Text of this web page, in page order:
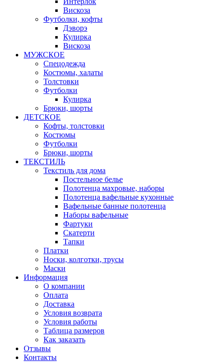
Вискоза
Футболки, кофты
Дэворэ
Кулирка
Вискоза
МУЖСКОЕ
Спецодежда
Костюмы, халаты
Толстовки
Футболки
Кулирка
Брюки, шорты
ДЕТСКОЕ
Кофты, толстовки
Костюмы
Футболки
Брюки, шорты
ТЕКСТИЛЬ
Текстиль для дома
Постельное белье
Полотенца махровые, наборы
Полотенца вафельные кухонные
Вафельные банные полотенца
Наборы вафельные
Фартуки
Скатерти
Тапки
Платки
Носки, колготки, трусы
Маски
Информация
О компании
Оплата
Доставка
Условия возврата
Условия работы
Таблица размеров
Как заказать
Отзывы
Контакты